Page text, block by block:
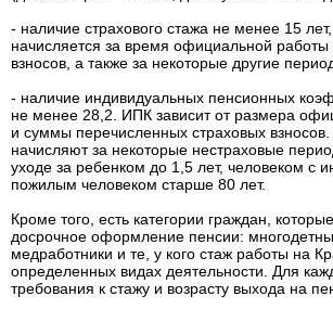
- наличие страхового стажа не менее 15
начисляется за время официальной работы
взносов, а также за некоторые другие
- наличие индивидуальных пенсионных
не менее 28,2. ИПК зависит от размера
и суммы перечисленных страховых
начисляют за некоторые нестраховые
уходе за ребенком до 1,5 лет, человеком с
пожилым человеком старше 80 лет.
Кроме того, есть категории граждан,
досрочное оформление пенсии:
медработники и те, у кого стаж работы на
определенных видах деятельности. Для
требования к стажу и возрасту выхода на